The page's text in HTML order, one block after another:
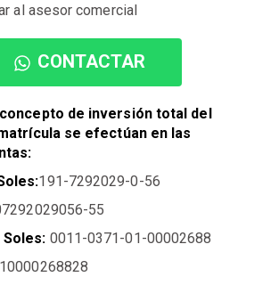
al asesor comercial
CONTACTAR
de inversión total del
se efectúan en las
191-7292029-0-56
55
Soles: 0011-0371-01-00002688